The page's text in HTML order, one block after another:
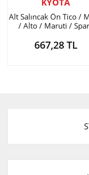
Alt Salıncak Ön Tico /
/ Alto / Maruti /
667,28 TL